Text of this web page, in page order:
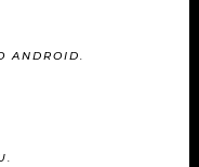
ANDROID.